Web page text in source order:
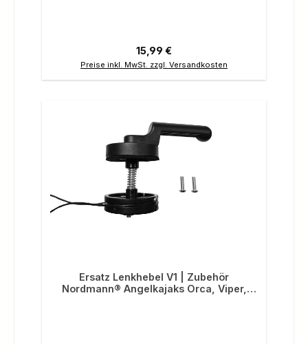
Regulärer Preis:
15,99 €
Preise inkl. MwSt. zzgl. Versandkosten
Ersatz Lenkhebel V1 | Zubehör
Nordmann® Angelkajaks Orca, Viper,